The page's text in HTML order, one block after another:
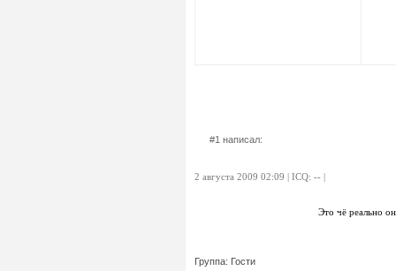
#1 написал:
2 августа 2009 02:09 | ICQ: -- |
Группа: Гости
Это чё реально